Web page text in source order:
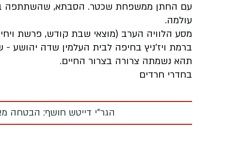
עם החתן ממשפחת שכטר. הסבתא, שהשתתפה
עולמה.
מסע הלוויה הערב (מוצאי שבת קודש, פרשת
ברמת ויז'ניץ בחיפה לבית העלמין שדה יהושע
תהא נשמתה צרורה בצרור החיים.
בחדרי חרדים
הגר"י דייטש חושף: הבטחה